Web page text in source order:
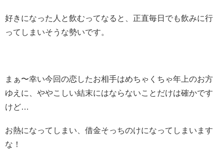
好きになった人と飲むってなると、正直毎日でも飲みに行
ってしまいそうな勢いです。
まぁ〜幸い今回の恋したお相手はめちゃくちゃ年上のお方
ゆえに、ややこしい結末にはならないことだけは確かです
けど…
お熱になってしまい、借金そっちのけになってしまいます
な！